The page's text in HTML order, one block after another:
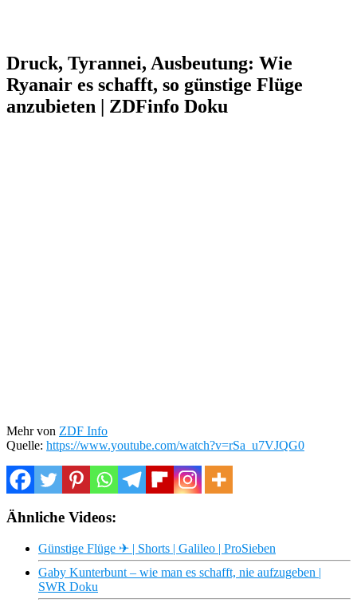
Druck, Tyrannei, Ausbeutung: Wie
Ryanair es schafft, so günstige Flüge
anzubieten | ZDFinfo Doku
Mehr von ZDF Info
Quelle: https://www.youtube.com/watch?v=rSa_u7VJQG0
Ähnliche Videos:
Günstige Flüge ✈ | Shorts | Galileo | ProSieben
Gaby Kunterbunt – wie man es schafft, nie aufzugeben |
SWR Doku